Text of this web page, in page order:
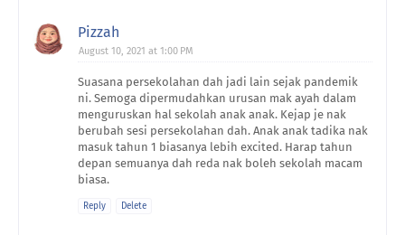
Pizzah
August 10, 2021 at 1:00 PM
Suasana persekolahan dah jadi lain sejak pandemik
ni. Semoga dipermudahkan urusan mak ayah dalam
menguruskan hal sekolah anak anak. Kejap je nak
berubah sesi persekolahan dah. Anak anak tadika nak
masuk tahun 1 biasanya lebih excited. Harap tahun
depan semuanya dah reda nak boleh sekolah macam
biasa.
Reply Delete